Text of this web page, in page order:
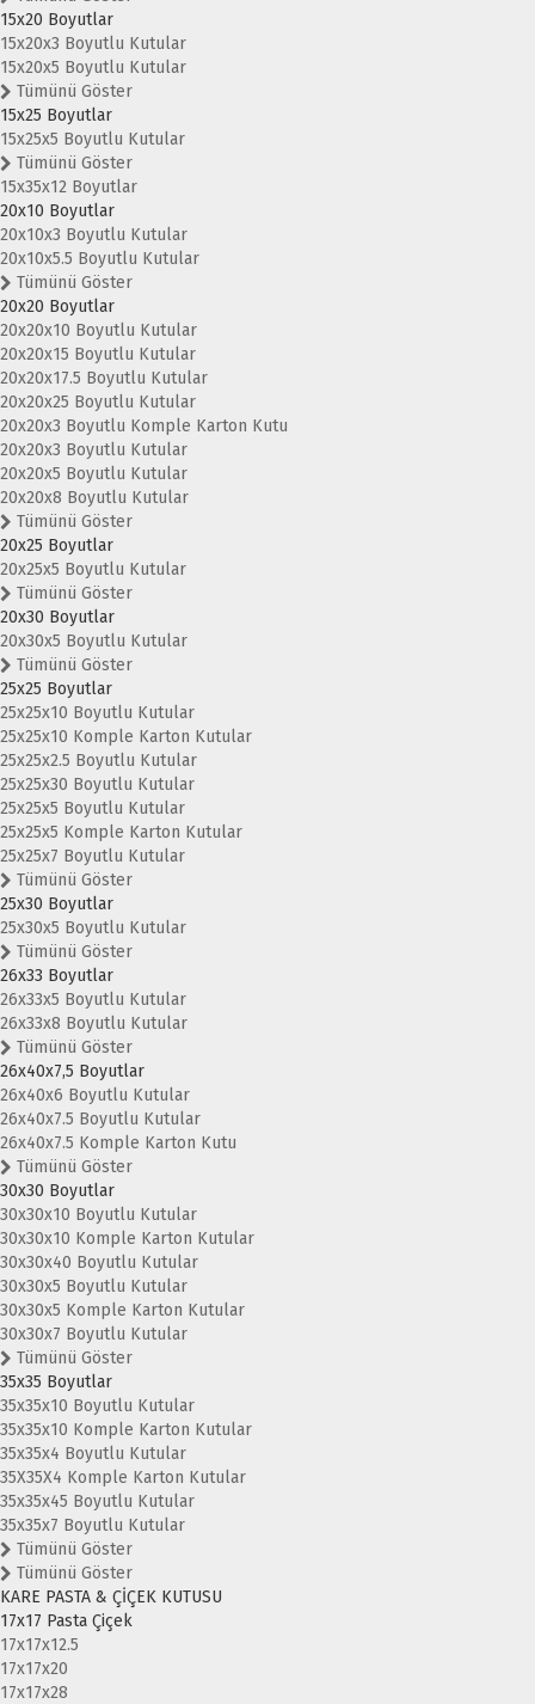
15x20 Boyutlar
15x20x3 Boyutlu Kutular
15x20x5 Boyutlu Kutular
Tümünü Göster
15x25 Boyutlar
15x25x5 Boyutlu Kutular
Tümünü Göster
15x35x12 Boyutlar
20x10 Boyutlar
20x10x3 Boyutlu Kutular
20x10x5.5 Boyutlu Kutular
Tümünü Göster
20x20 Boyutlar
20x20x10 Boyutlu Kutular
20x20x15 Boyutlu Kutular
20x20x17.5 Boyutlu Kutular
20x20x25 Boyutlu Kutular
20x20x3 Boyutlu Komple Karton Kutu
20x20x3 Boyutlu Kutular
20x20x5 Boyutlu Kutular
20x20x8 Boyutlu Kutular
Tümünü Göster
20x25 Boyutlar
20x25x5 Boyutlu Kutular
Tümünü Göster
20x30 Boyutlar
20x30x5 Boyutlu Kutular
Tümünü Göster
25x25 Boyutlar
25x25x10 Boyutlu Kutular
25x25x10 Komple Karton Kutular
25x25x2.5 Boyutlu Kutular
25x25x30 Boyutlu Kutular
25x25x5 Boyutlu Kutular
25x25x5 Komple Karton Kutular
25x25x7 Boyutlu Kutular
Tümünü Göster
25x30 Boyutlar
25x30x5 Boyutlu Kutular
Tümünü Göster
26x33 Boyutlar
26x33x5 Boyutlu Kutular
26x33x8 Boyutlu Kutular
Tümünü Göster
26x40x7,5 Boyutlar
26x40x6 Boyutlu Kutular
26x40x7.5 Boyutlu Kutular
26x40x7.5 Komple Karton Kutu
Tümünü Göster
30x30 Boyutlar
30x30x10 Boyutlu Kutular
30x30x10 Komple Karton Kutular
30x30x40 Boyutlu Kutular
30x30x5 Boyutlu Kutular
30x30x5 Komple Karton Kutular
30x30x7 Boyutlu Kutular
Tümünü Göster
35x35 Boyutlar
35x35x10 Boyutlu Kutular
35x35x10 Komple Karton Kutular
35x35x4 Boyutlu Kutular
35X35X4 Komple Karton Kutular
35x35x45 Boyutlu Kutular
35x35x7 Boyutlu Kutular
Tümünü Göster
Tümünü Göster
KARE PASTA & ÇİÇEK KUTUSU
17x17 Pasta Çiçek
17x17x12.5
17x17x20
17x17x28